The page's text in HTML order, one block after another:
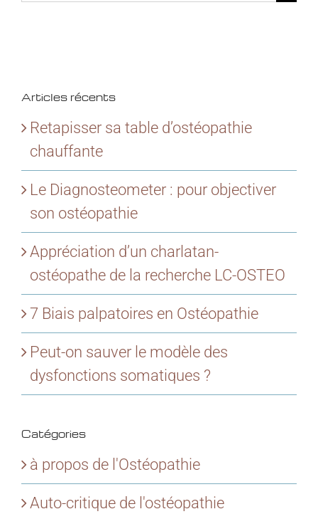
Articles récents
Retapisser sa table d’ostéopathie
chauffante
Le Diagnosteometer : pour objectiver
son ostéopathie
Appréciation d’un charlatan-
ostéopathe de la recherche LC-OSTEO
7 Biais palpatoires en Ostéopathie
Peut-on sauver le modèle des
dysfonctions somatiques ?
Catégories
à propos de l'Ostéopathie
Auto-critique de l'ostéopathie